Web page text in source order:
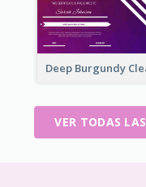
VER TODAS